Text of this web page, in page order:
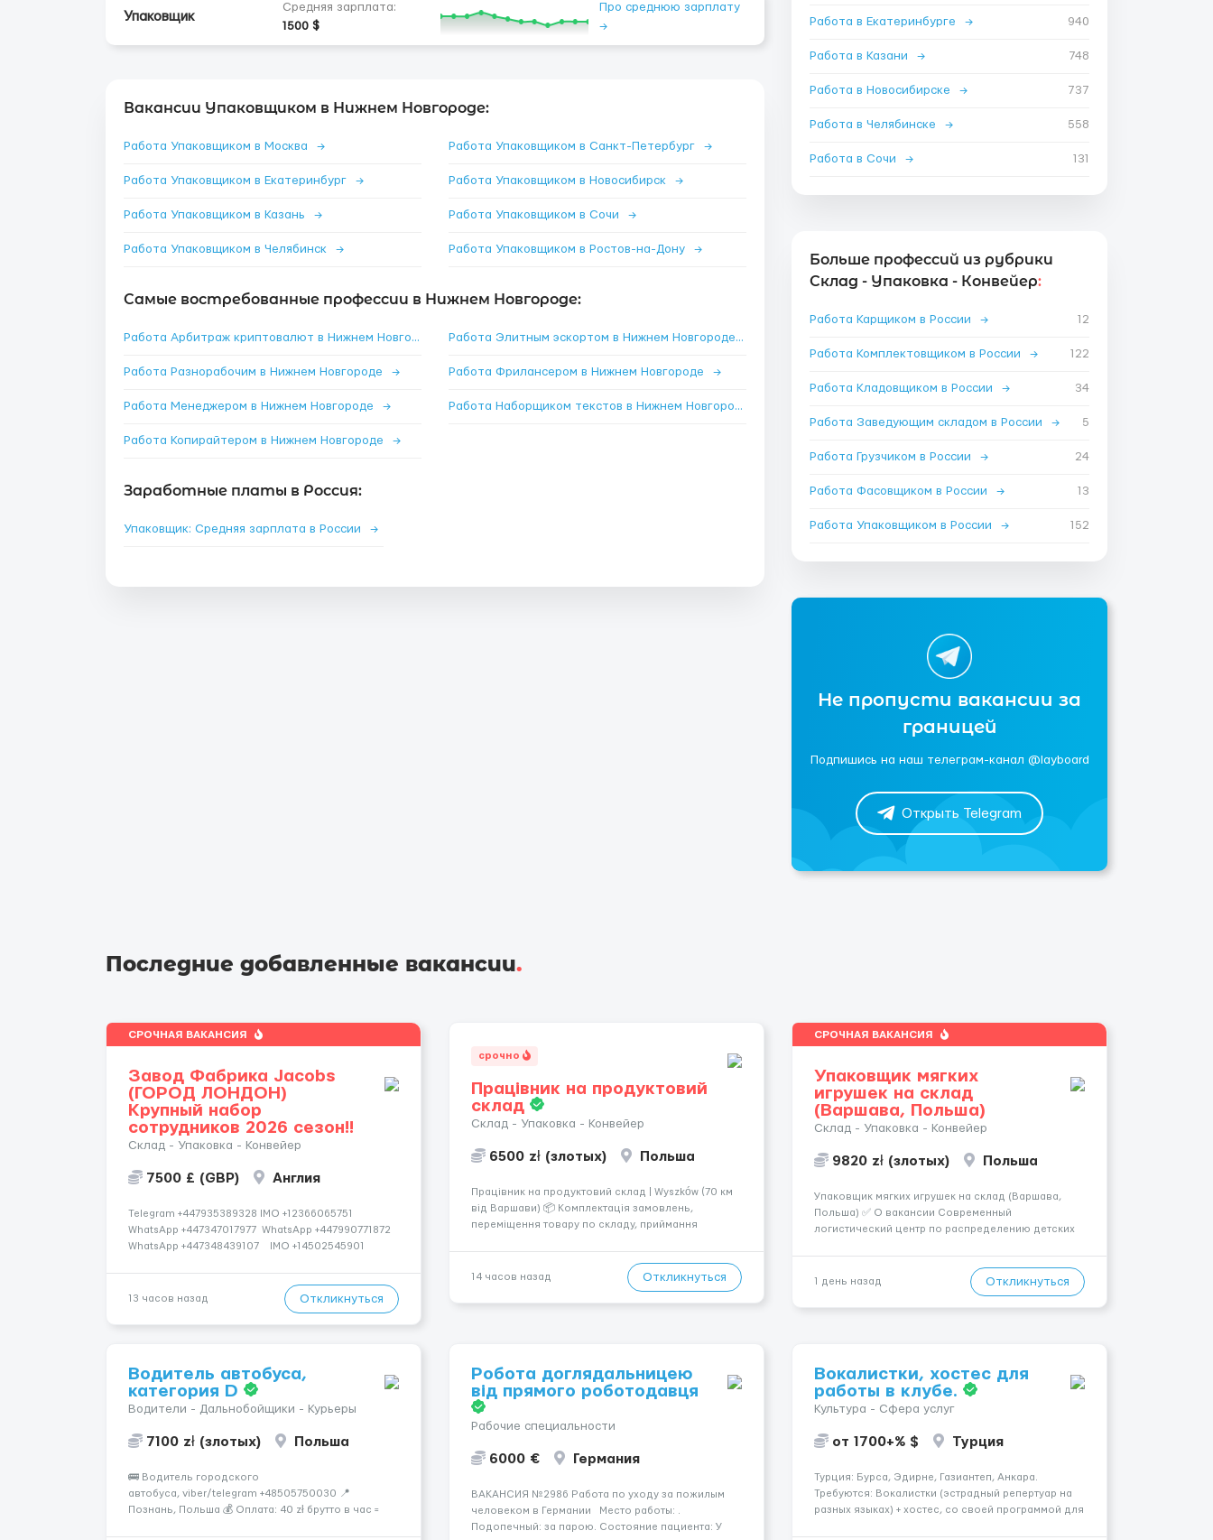
Упаковщик
Средняя зарплата:
1500 $
Про среднюю зарплату
→
Вакансии Упаковщиком в Нижнем Новгороде:
Работа Упаковщиком в Москва → Работа Упаковщиком в Санкт-Петербург →
Работа Упаковщиком в Екатеринбург → Работа Упаковщиком в Новосибирск →
Работа Упаковщиком в Казань → Работа Упаковщиком в Сочи →
Работа Упаковщиком в Челябинск → Работа Упаковщиком в Ростов-на-Дону →
Самые востребованные профессии в Нижнем Новгороде:
Работа Арбитраж криптовалют в Нижнем Новгороде → Работа Элитным эскортом в Нижнем Новгороде
Работа Разнорабочим в Нижнем Новгороде → Работа Фрилансером в Нижнем Новгороде →
Работа Менеджером в Нижнем Новгороде → Работа Наборщиком текстов в Нижнем Новгороде
Работа Копирайтером в Нижнем Новгороде →
Заработные платы в Россия:
Упаковщик: Средняя зарплата в России →
Работа в Екатеринбурге → 940
Работа в Казани → 748
Работа в Новосибирске → 737
Работа в Челябинске → 558
Работа в Сочи → 131
Больше профессий из рубрики
Склад - Упаковка - Конвейер:
Работа Карщиком в России → 12
Работа Комплектовщиком в России → 122
Работа Кладовщиком в России → 34
Работа Заведующим складом в России → 5
Работа Грузчиком в России → 24
Работа Фасовщиком в России → 13
Работа Упаковщиком в России → 152
Не пропусти вакансии за
границей
Подпишись на наш телеграм-канал @layboard
Открыть Telegram
Последние добавленные вакансии.
СРОЧНАЯ ВАКАНСИЯ
Завод Фабрика Jacobs
(ГОРОД ЛОНДОН)
Крупный набор
сотрудников 2026 сезон!!
Склад - Упаковка - Конвейер
7500 £ (GBP) Англия
Telegram +447935389328 IMO +12366065751
WhatsApp +447347017977 WhatsApp +447990771872
WhatsApp +447348439107 IMO +14502545901
Telegram:@Vitali_Novikovs Telegram @Vitali...
13 часов назад Откликнуться
срочно
Працівник на продуктовий
склад
Склад - Упаковка - Конвейер
6500 zł (злотых) Польша
Працівник на продуктовий склад | Wyszków (70 км
від Варшави) 📦 Комплектація замовлень,
переміщення товару по складу, приймання
нетто, далі — акордна система оплати (можливий
14 часов назад Откликнуться
СРОЧНАЯ ВАКАНСИЯ
Упаковщик мягких
игрушек на склад
(Варшава, Польша)
Склад - Упаковка - Конвейер
9820 zł (злотых) Польша
Упаковщик мягких игрушек на склад (Варшава,
Польша) ✅ О вакансии Современный
логистический центр по распределению детских
ВНИМАНИЕ ❗️: ЗАЯВКИ НА САЙТЕ НЕ
РАССМАТРИВАЕМ. ПИШИТЕ САМИ НАМ СРА...
1 день назад Откликнуться
Водитель автобуса,
категория D
Водители - Дальнобойщики - Курьеры
7100 zł (злотых) Польша
🚌 Водитель городского
автобуса, viber/telegram +48505750030 📍
Познань, Польша 💰 Оплата: 40 zł брутто в час =
Робота доглядальницею
від прямого роботодавця
Рабочие специальности
6000 € Германия
ВАКАНСИЯ №2986 Работа по уходу за пожилым
человеком в Германии Место работы: .
Подопечный: за парою. Состояние пациента: У
Вокалистки, хостес для
работы в клубе.
Культура - Сфера услуг
от 1700+% $ Турция
Турция: Бурса, Эдирне, Газиантеп, Анкара.
Требуются: Вокалистки (эстрадный репертуар на
разных языках) + хостеc, со своей программой для